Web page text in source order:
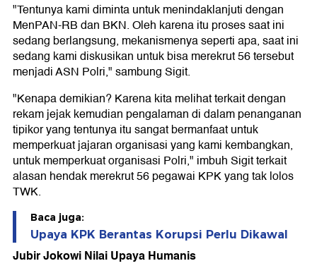
"Tentunya kami diminta untuk menindaklanjuti dengan
MenPAN-RB dan BKN. Oleh karena itu proses saat ini
sedang berlangsung, mekanismenya seperti apa, saat ini
sedang kami diskusikan untuk bisa merekrut 56 tersebut
menjadi ASN Polri," sambung Sigit.
"Kenapa demikian? Karena kita melihat terkait dengan
rekam jejak kemudian pengalaman di dalam penanganan
tipikor yang tentunya itu sangat bermanfaat untuk
memperkuat jajaran organisasi yang kami kembangkan,
untuk memperkuat organisasi Polri," imbuh Sigit terkait
alasan hendak merekrut 56 pegawai KPK yang tak lolos
TWK.
Baca juga:
Upaya KPK Berantas Korupsi Perlu Dikawal
Jubir Jokowi Nilai Upaya Humanis